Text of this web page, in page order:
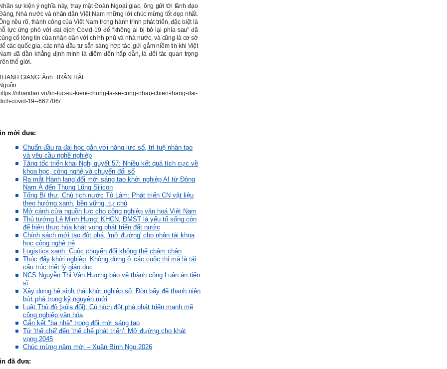
Nhân sự kiện ý nghĩa này, thay mặt Đoàn Ngoại giao, ông gửi tới lãnh đạo
Nhà nước và nhân dân Việt Nam những lời chúc mừng tốt đẹp nhất.
nêu rõ, thành công của Việt Nam trong hành trình phát triển, đặc biệt là
lực ứng phó với đại dịch Covid-19 để “không ai bị bỏ lại phía sau” đã
cố lòng tin của nhân dân với chính phủ và nhà nước, và cũng là cơ sở
các quốc gia, các nhà đầu tư sẵn sàng hợp tác, gửi gắm niềm tin khi Việt
Nam đã dần khẳng định mình là điểm đến hấp dẫn, là đối tác quan trọng
thế giới.
GIANG. Ảnh: TRẦN HẢI
Nguồn:
https://nhandan.vn/tin-tuc-su-kien/-chung-ta-se-cung-nhau-chien-thang-dai-
covid-19--662706/
mới đưa:
Chuẩn đầu ra đại học gắn với năng lực số, trí tuệ nhân tạo
và yêu cầu nghề nghiệp
Tăng tốc triển khai Nghị quyết 57: Nhiều kết quả tích cực về
khoa học, công nghệ và chuyển đổi số
Ra mắt Hành lang đổi mới sáng tạo khởi nghiệp AI từ Đông
Nam Á đến Thung Lũng Silicon
Tổng Bí thư, Chủ tịch nước Tô Lâm: Phát triển CN vật liệu
theo hướng xanh, bền vững, tự chủ
Mở cánh cửa nguồn lực cho công nghiệp văn hoá Việt Nam
Thủ tướng Lê Minh Hưng: KHCN, ĐMST là yếu tố sống còn
để hiện thực hóa khát vọng phát triển đất nước
Chính sách mới tạo đột phá, 'mở đường' cho nhân tài khoa
học công nghệ trẻ
Logistics xanh: Cuộc chuyển đổi không thể chậm chân
Thúc đẩy khởi nghiệp: Không dừng ở các cuộc thi mà là tái
cấu trúc triết lý giáo dục
NCS Nguyễn Thị Vân Hương bảo vệ thành công Luận án tiến
sĩ
Xây dựng hệ sinh thái khởi nghiệp số: Đòn bẩy để thanh niên
bứt phá trong kỷ nguyên mới
Luật Thủ đô (sửa đổi): Cú hích đột phá phát triển mạnh mẽ
công nghiệp văn hóa
Gắn kết "ba nhà" trong đổi mới sáng tạo
Từ 'thể chế' đến 'thể chế phát triển': Mở đường cho khát
vọng 2045
Chúc mừng năm mới – Xuân Bính Ngọ 2026
đã đưa: